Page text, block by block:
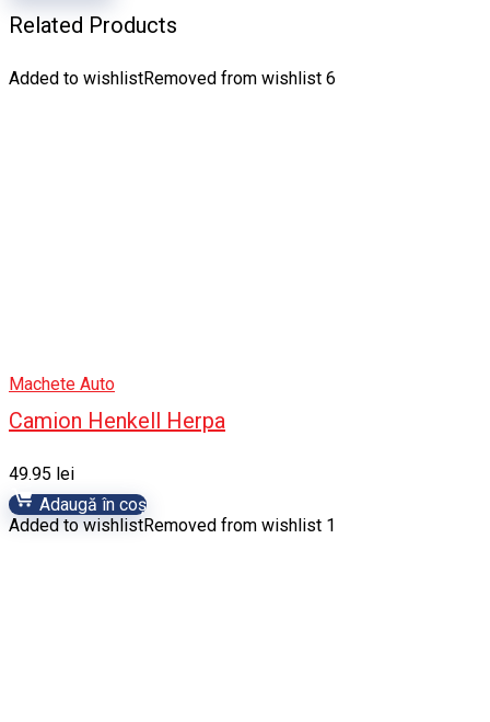
Related Products
Added to wishlistRemoved from wishlist 6
Machete Auto
Camion Henkell Herpa
49.95 lei
Adaugă în coș
Added to wishlistRemoved from wishlist 1